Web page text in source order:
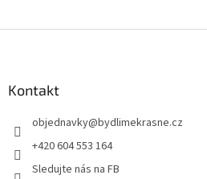
Kontakt
objednavky@bydlimekrasne.cz
+420 604 553 164
Sledujte nás na FB